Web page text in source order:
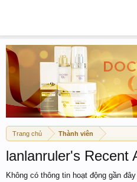
Trang chủ Thành viên
lanlanruler's Recent
Không có thông tin hoạt động gần